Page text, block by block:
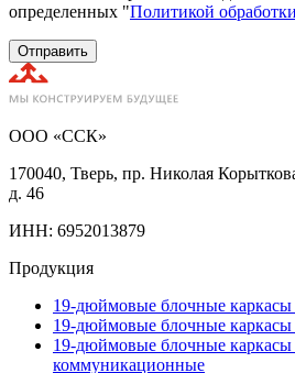
определенных "Политикой
Отправить
ООО «ССК»
170040, Тверь, пр. Николая
д. 46
ИНН: 6952013879
Продукция
19-дюймовые блочные
19-дюймовые блочные каркасы
19-дюймовые блочные
коммуникационные